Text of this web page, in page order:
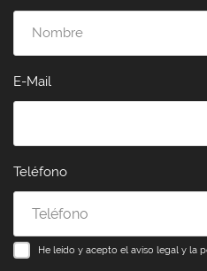
E-Mail
Teléfono
He leído y acepto el aviso legal y la